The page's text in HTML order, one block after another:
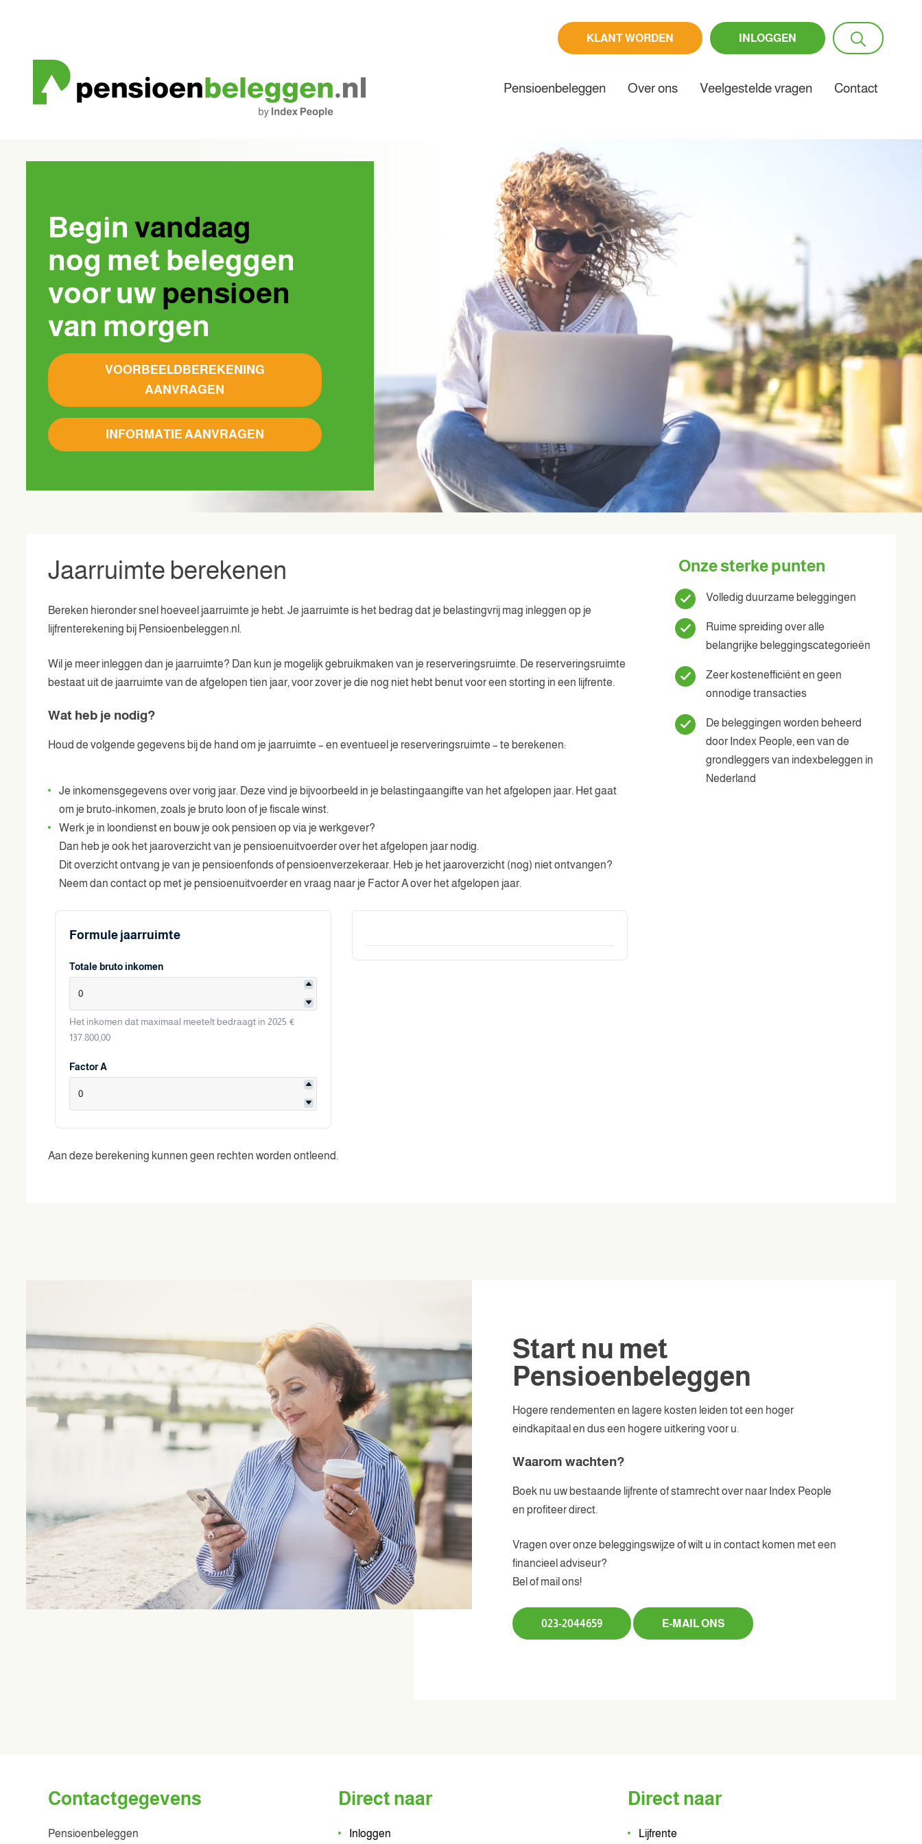
KLANT WORDEN INLOGGEN
Pensioenbeleggen Over ons Veelgestelde vragen Contact
Begin vandaag
nog met beleggen
voor uw pensioen
van morgen
VOORBEELDBEREKENING
AANVRAGEN
INFORMATIE AANVRAGEN
Jaarruimte berekenen
Bereken hieronder snel hoeveel jaarruimte je hebt. Je jaarruimte is het bedrag dat je belastingvrij mag inleggen op je
lijfrenterekening bij Pensioenbeleggen.nl.
Wil je meer inleggen dan je jaarruimte? Dan kun je mogelijk gebruikmaken van je reserveringsruimte. De reserveringsruimte
bestaat uit de jaarruimte van de afgelopen tien jaar, voor zover je die nog niet hebt benut voor een storting in een lijfrente.
Wat heb je nodig?
Houd de volgende gegevens bij de hand om je jaarruimte – en eventueel je reserveringsruimte – te berekenen:
Je inkomensgegevens over vorig jaar. Deze vind je bijvoorbeeld in je belastingaangifte van het afgelopen jaar. Het gaat
om je bruto-inkomen, zoals je bruto loon of je fiscale winst.
Werk je in loondienst en bouw je ook pensioen op via je werkgever?
Dan heb je ook het jaaroverzicht van je pensioenuitvoerder over het afgelopen jaar nodig.
Dit overzicht ontvang je van je pensioenfonds of pensioenverzekeraar. Heb je het jaaroverzicht (nog) niet ontvangen?
Neem dan contact op met je pensioenuitvoerder en vraag naar je Factor A over het afgelopen jaar.
Formule jaarruimte
Totale bruto inkomen
Het inkomen dat maximaal meetelt bedraagt in 2025 €
137.800,00
Factor A
Aan deze berekening kunnen geen rechten worden ontleend.
Onze sterke punten
Volledig duurzame beleggingen
Ruime spreiding over alle
belangrijke beleggingscategorieën
Zeer kostenefficiënt en geen
onnodige transacties
De beleggingen worden beheerd
door Index People, een van de
grondleggers van indexbeleggen in
Nederland
Start nu met
Pensioenbeleggen
Hogere rendementen en lagere kosten leiden tot een hoger
eindkapitaal en dus een hogere uitkering voor u.
Waarom wachten?
Boek nu uw bestaande lijfrente of stamrecht over naar Index People
en profiteer direct.
Vragen over onze beleggingswijze of wilt u in contact komen met een
financieel adviseur?
Bel of mail ons!
023-2044659 E-MAIL ONS
Contactgegevens
Pensioenbeleggen
Direct naar
Inloggen
Direct naar
Lijfrente